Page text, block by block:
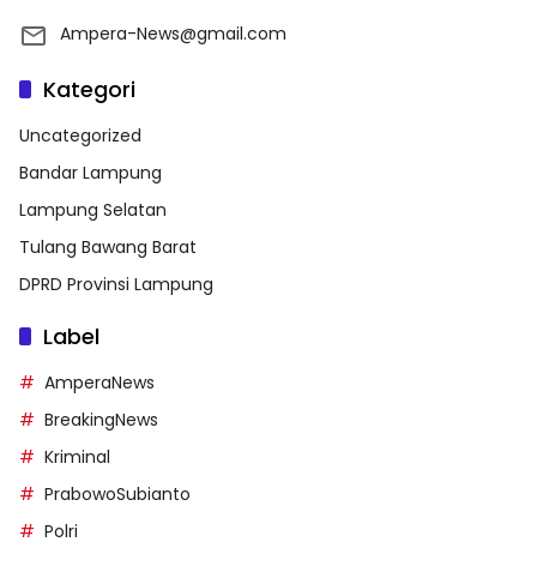
Ampera-News@gmail.com
Kategori
Uncategorized
Bandar Lampung
Lampung Selatan
Tulang Bawang Barat
DPRD Provinsi Lampung
Label
AmperaNews
BreakingNews
Kriminal
PrabowoSubianto
Polri